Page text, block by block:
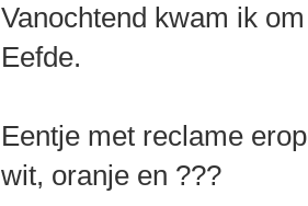
Vanochtend kwam ik
Eefde.
Eentje met reclame
wit, oranje en ???